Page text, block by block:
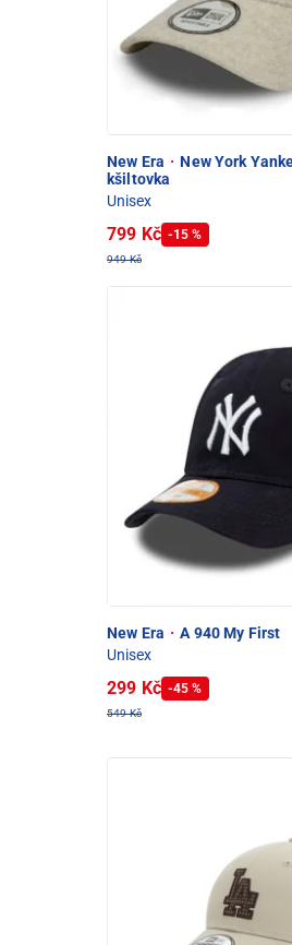
New Era · New York
kšiltovka
Unisex
799 Kč -15 %
949 Kč
New Era · A 940 My First
Unisex
299 Kč -45 %
549 Kč